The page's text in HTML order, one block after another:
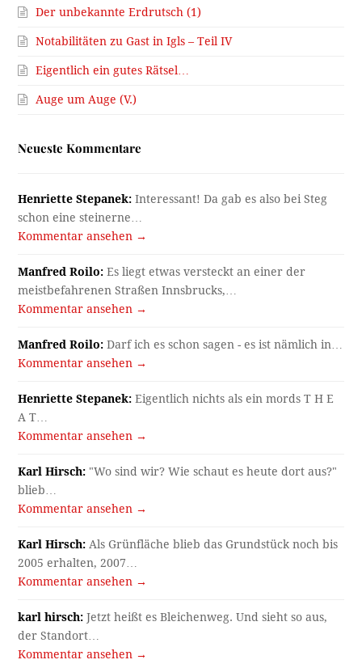
Der unbekannte Erdrutsch (1)
Notabilitäten zu Gast in Igls – Teil IV
Eigentlich ein gutes Rätsel…
Auge um Auge (V.)
Neueste Kommentare
Henriette Stepanek: Interessant! Da gab es also bei Steg
schon eine steinerne…
Kommentar ansehen →
Manfred Roilo: Es liegt etwas versteckt an einer der
meistbefahrenen Straßen Innsbrucks,…
Kommentar ansehen →
Manfred Roilo: Darf ich es schon sagen - es ist nämlich in…
Kommentar ansehen →
Henriette Stepanek: Eigentlich nichts als ein mords T H E
A T…
Kommentar ansehen →
Karl Hirsch: "Wo sind wir? Wie schaut es heute dort aus?"
blieb…
Kommentar ansehen →
Karl Hirsch: Als Grünfläche blieb das Grundstück noch bis
2005 erhalten, 2007…
Kommentar ansehen →
karl hirsch: Jetzt heißt es Bleichenweg. Und sieht so aus,
der Standort…
Kommentar ansehen →